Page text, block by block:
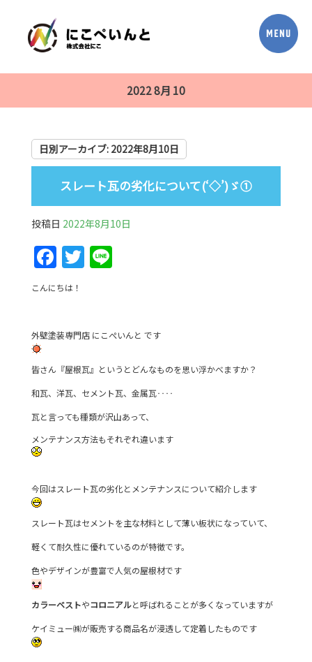
2022 8月 10
日別アーカイブ: 2022年8月10日
スレート瓦の劣化について(‘◇’)ゞ①
投稿日 2022年8月10日
F
a
c
e
b
o
o
k
T
er
Li
こんにちは！
外壁塗装専門店 にこぺいんと です
皆さん『屋根瓦』というとどんなものを思い浮かべますか？
和瓦、洋瓦、セメント瓦、金属瓦‥‥
瓦と言っても種類が沢山あって、
メンテナンス方法もそれぞれ違います
今回はスレート瓦の劣化とメンテナンスについて紹介します
スレート瓦はセメントを主な材料として薄い板状になっていて、
軽くて耐久性に優れているのが特徴です。
色やデザインが豊富で人気の屋根材です
カラーベストやコロニアルと呼ばれることが多くなっていますが
ケイミュー㈱が販売する商品名が浸透して定着したものです